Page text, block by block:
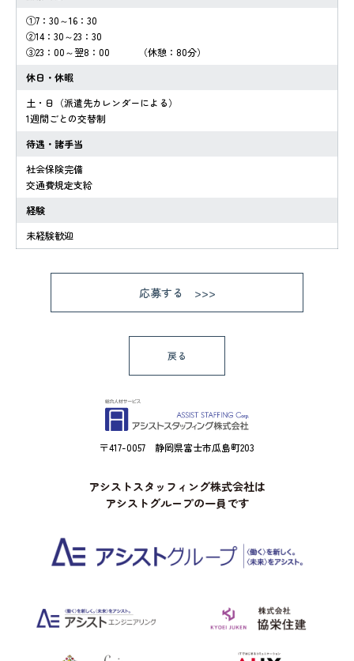
①7：30～16：30
②14：30～23：30
③23：00～翌8：00 （休憩：80分）
休日・休暇
土・日（派遣先カレンダーによる）
1週間ごとの交替制
待遇・諸手当
社会保険完備
交通費規定支給
経験
未経験歓迎
応募する
戻る
〒417-0057 静岡県富士市瓜島町203
アシストスタッフィング株式会社は
アシストグループの一員です